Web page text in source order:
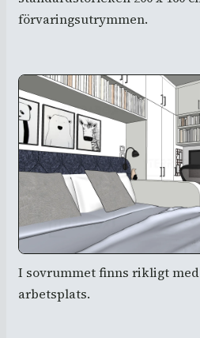
förvaringsutrymmen.
I sovrummet finns rikligt
arbetsplats.